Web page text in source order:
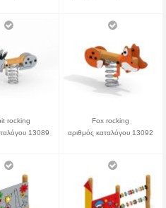
rocking
13089
Fox rocking
αριθμός καταλόγου 13092